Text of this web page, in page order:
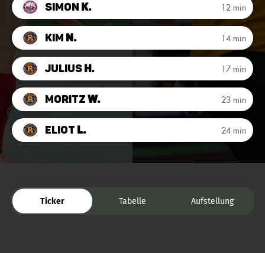
Simon K. 12 min
Kim N. 14 min
JuliusH. 17 min
MoritzW. 23 min
Eliot L. 24 min
Ticker Tabelle Aufstellung